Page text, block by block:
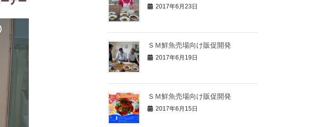
2017年6月23日
ＳＭ鮮魚売場向け販促開発
2017年6月19日
ＳＭ鮮魚売場向け販促開発
2017年6月15日